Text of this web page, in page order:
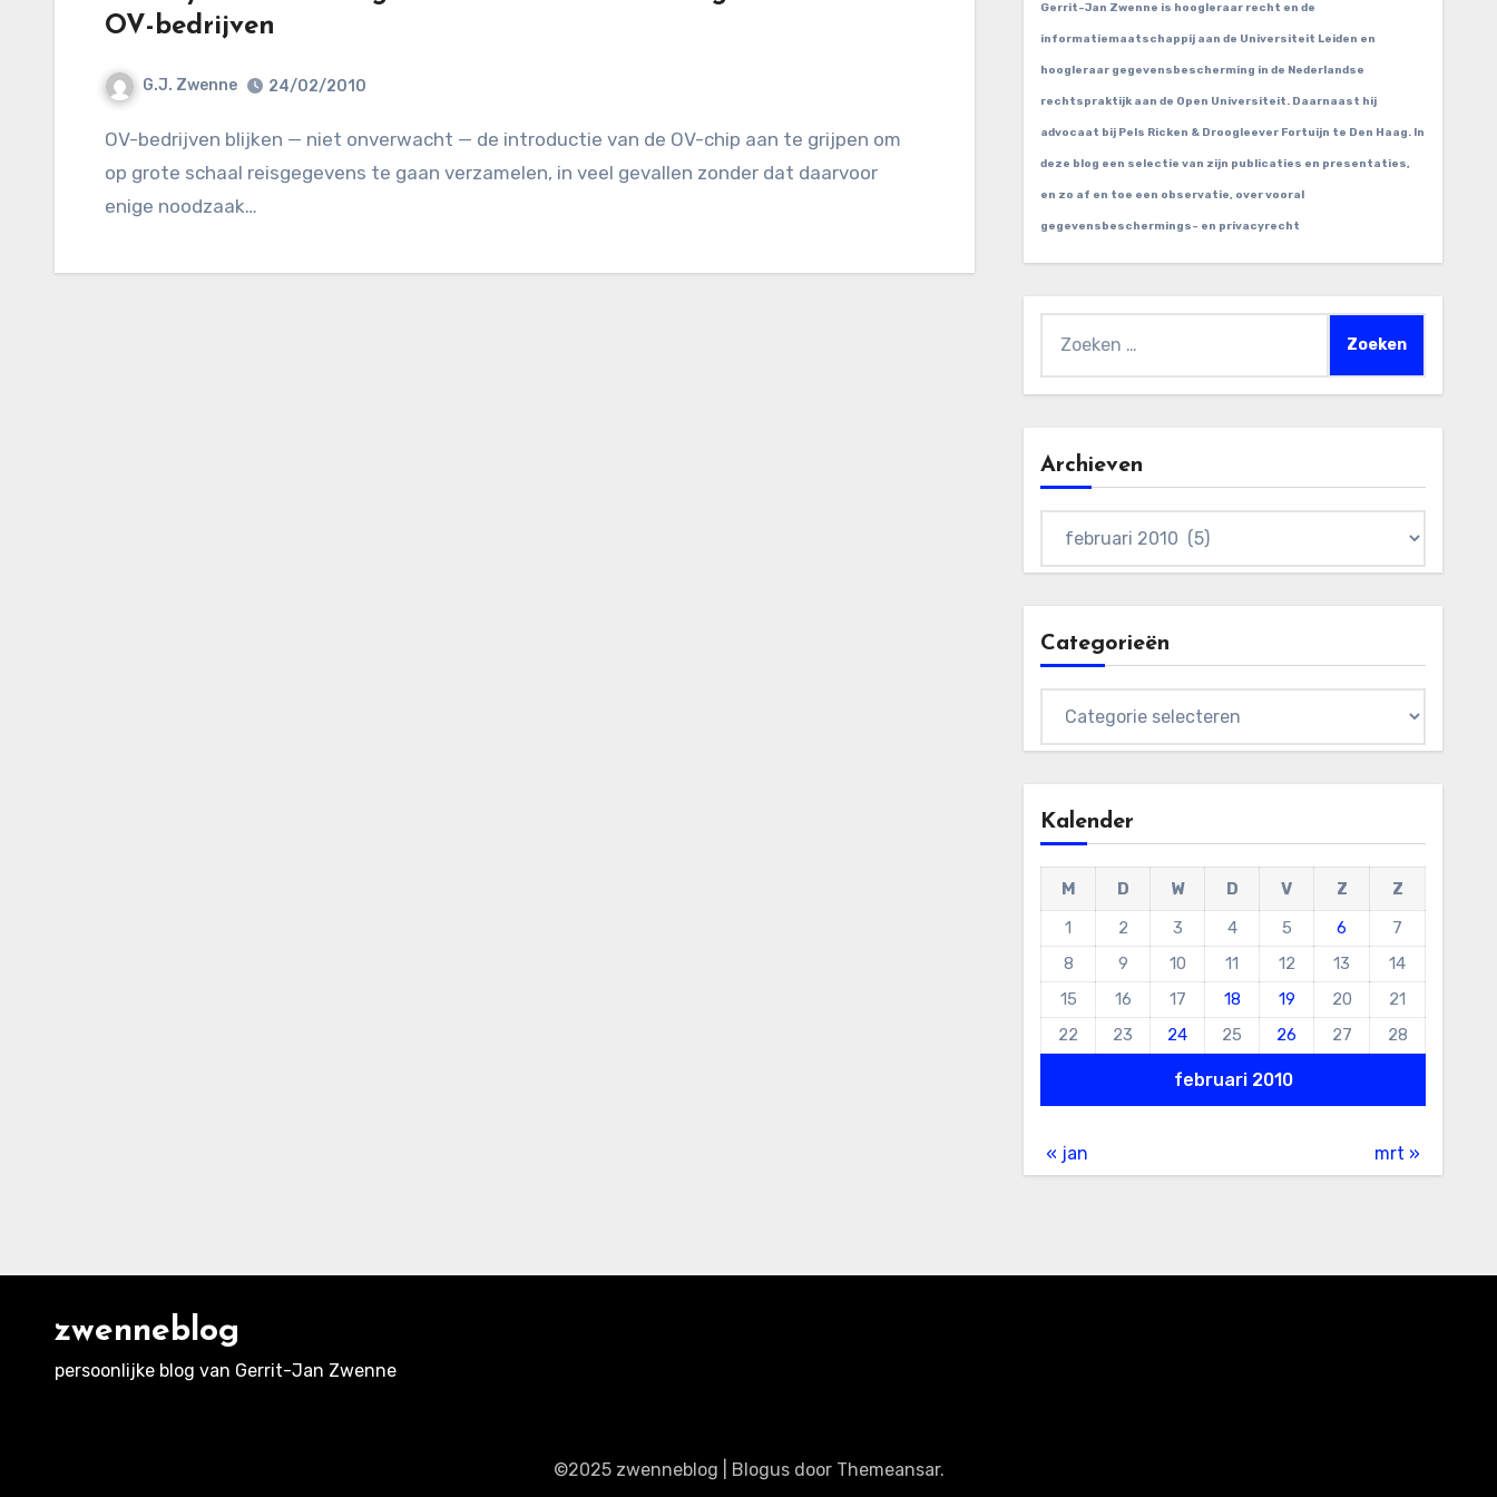
OV-bedrijven
G.J. Zwenne 24/02/2010
OV-bedrijven blijken — niet onverwacht — de introductie van de OV-chip aan te grijpen om
op grote schaal reisgegevens te gaan verzamelen, in veel gevallen zonder dat daarvoor
enige noodzaak…
Gerrit-Jan Zwenne is hoogleraar recht en de
informatiemaatschappij aan de Universiteit Leiden en
hoogleraar gegevensbescherming in de Nederlandse
rechtspraktijk aan de Open Universiteit. Daarnaast hij
advocaat bij Pels Ricken & Droogleever Fortuijn te Den Haag. In
deze blog een selectie van zijn publicaties en presentaties,
en zo af en toe een observatie, over vooral
gegevensbeschermings- en privacyrecht
naar:
Archieven
Categorieën
Kalender
februari 2010
M D W D V Z
Z
1
2 3 4 5 6
7
8
9 10 11 12 13
14
15
16 17 18 19 20
21
22
23 24 25 26 27 28
« jan mrt »
zwenneblog
persoonlijke blog van Gerrit-Jan Zwenne
©2025 zwenneblog Blogusdoor Themeansar.